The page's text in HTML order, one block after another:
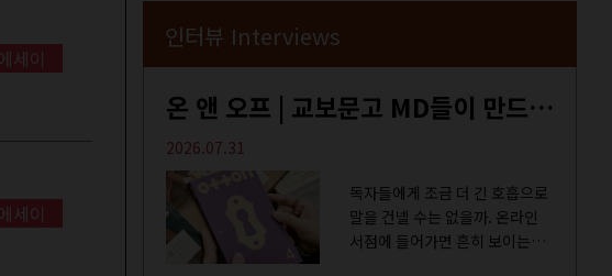
세이
세이
인터뷰 Interviews
온 앤 오프 | 교보문고 MD들이 만드는 종이 잡지 <어떤>
2026.07.31
독자들에게 조금 더 긴 호흡으로
말을 건넬 수는 없을까. 온라인
서점에 들어가면 흔히 보이는